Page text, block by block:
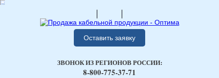
Оставить заявку
ЗВОНОК ИЗ РЕГИОНОВ РОССИИ:
8-800-775-37-71